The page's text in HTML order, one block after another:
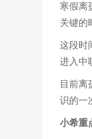
寒假离
关键的
这段时
进入中
目前离
识的一
小希重